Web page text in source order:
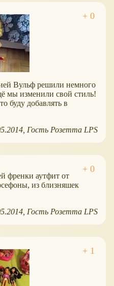
Вульф решили немного
мы изменили свой стиль!
буду добавлять в
Гость Розетта LPS
френки аутфит от
из близняшек
Гость Розетта LPS